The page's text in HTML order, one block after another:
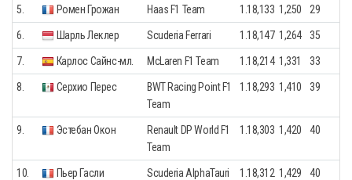
5. Ромен Грожан Haas F1 Team 1.18,133 1,250 29
6. Шарль Леклер Scuderia Ferrari 1.18,147 1,264 35
7. Карлос Сайнс-мл. McLaren F1 Team 1.18,214 1,331 33
8. Серхио Перес
BWT Racing Point F1
Team
1.18,293 1,410 39
9. Эстебан Окон
Renault DP World F1
Team
1.18,303 1,420 40
10. Пьер Гасли
Scuderia AlphaTauri
1.18,312 1,429 40